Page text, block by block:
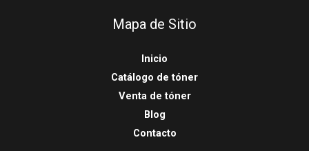
Mapa de Sitio
Inicio
Catálogo de tóner
Venta de tóner
Blog
Contacto